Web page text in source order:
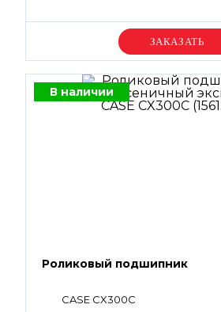
150542A1, LE01045, 155201A1
Уточняйте цену
В наличии
Роликовый подшипник
CASE CX300C